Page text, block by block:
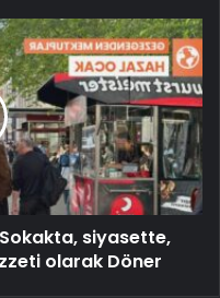
siyasette,
olarak Döner